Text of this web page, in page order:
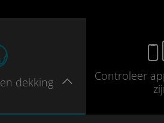
dekking Controleer